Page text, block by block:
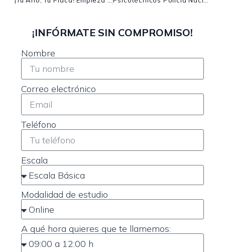
¡INFÓRMATE SIN COMPROMISO!
Nombre
Correo electrónico
Teléfono
Escala
Modalidad de estudio
A qué hora quieres que te llamemos: